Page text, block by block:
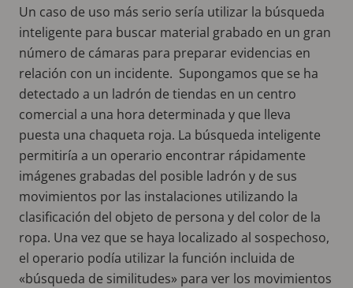
Un caso de uso más serio sería utilizar la búsqueda
inteligente para buscar material grabado en un gran
número de cámaras para preparar evidencias en
relación con un incidente. Supongamos que se ha
detectado a un ladrón de tiendas en un centro
comercial a una hora determinada y que lleva
puesta una chaqueta roja. La búsqueda inteligente
permitiría a un operario encontrar rápidamente
imágenes grabadas del posible ladrón y de sus
movimientos por las instalaciones utilizando la
clasificación del objeto de persona y del color de la
ropa. Una vez que se haya localizado al sospechoso,
el operario podía utilizar la función incluida de
«búsqueda de similitudes» para ver los movimientos